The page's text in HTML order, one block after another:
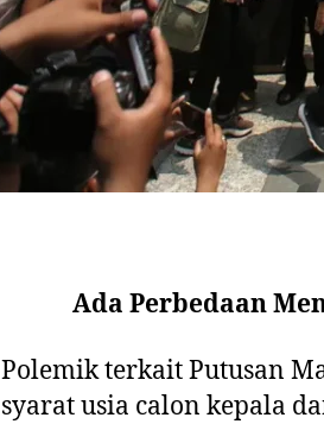
Ada Perbedaan
Polemik terkait Putusan
syarat usia calon kepala